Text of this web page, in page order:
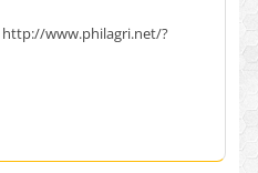
http://www.philagri.net/?